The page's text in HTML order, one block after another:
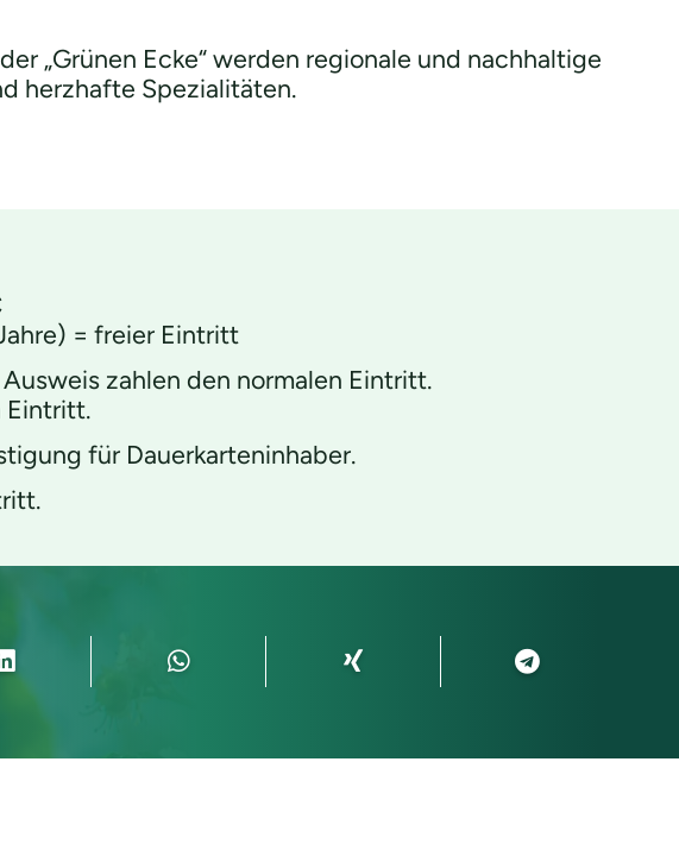
„Grünen Ecke“ werden regionale und nachhaltige
herzhafte Spezialitäten.
= freier Eintritt
zahlen den normalen Eintritt.
Eintritt.
für Dauerkarteninhaber.